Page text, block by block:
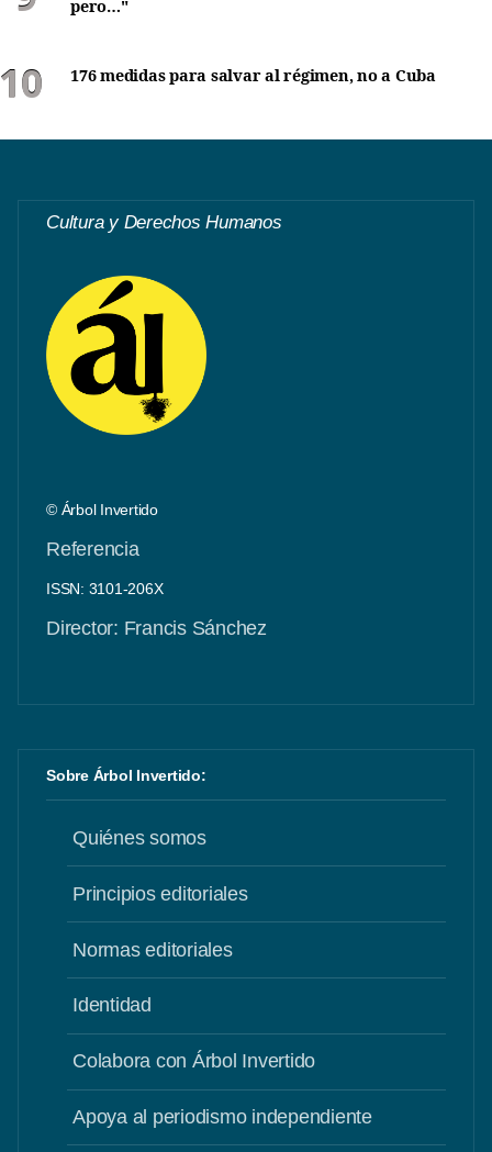
pero…"
176 medidas para salvar al régimen, no a Cuba
Cultura y Derechos Humanos
© Árbol Invertido
Referencia
ISSN: 3101-206X
Director: Francis Sánchez
Sobre Árbol Invertido:
Quiénes somos
Principios editoriales
Normas editoriales
Identidad
Colabora con Árbol Invertido
Apoya al periodismo independiente